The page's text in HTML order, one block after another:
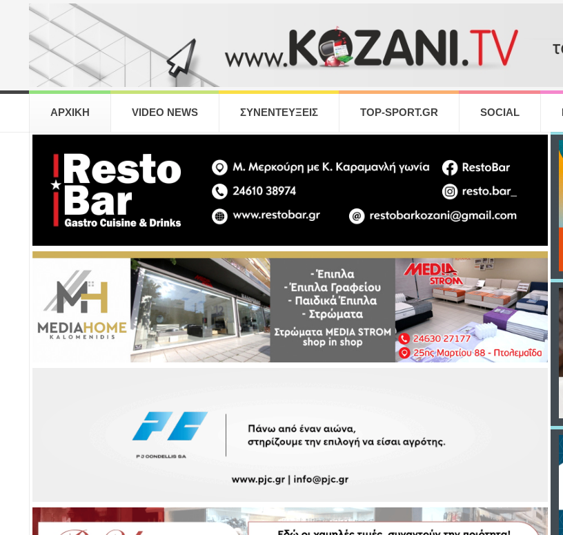
ΑΡΧΙΚΗ VIDEO NEWS ΣΥΝΕΝΤΕΥΞΕΙΣ TOP-SPORT.GR SOCIAL